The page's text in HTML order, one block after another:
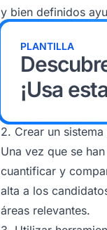
y bien definidos
PLANTILLA
¡Usa
2. Crear un
Una vez que se
cuantificar y
alta a los
áreas relevantes.